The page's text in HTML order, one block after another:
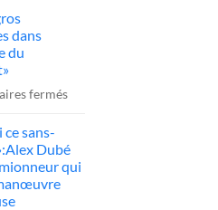
la
presse
Québec
dans
du
ferméssur
gros
problèmes
ce sans-
Dubé
qui